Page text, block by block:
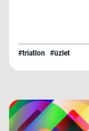
#triatlon #üzlet